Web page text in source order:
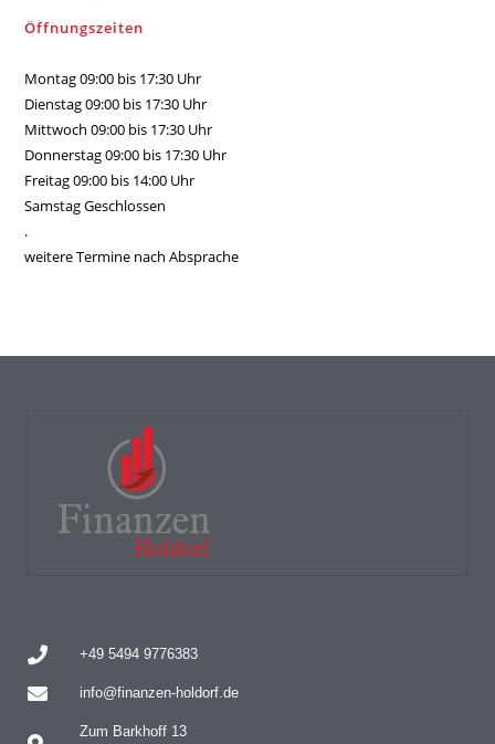
Öffnungszeiten
Montag 09:00 bis 17:30 Uhr
Dienstag 09:00 bis 17:30 Uhr
Mittwoch 09:00 bis 17:30 Uhr
Donnerstag 09:00 bis 17:30 Uhr
Freitag 09:00 bis 14:00 Uhr
Samstag Geschlossen
.
weitere Termine nach Absprache
+49 5494 9776383
info@finanzen-holdorf.de
Zum Barkhoff 13